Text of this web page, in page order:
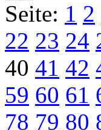
Seite: 1 2
22 23 24
40 41 42
59 60 61
78 79 80